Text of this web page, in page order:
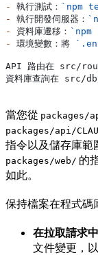
- 執行測試： `npm
-
執行開發伺服器：
-
資料庫遷移：
-
環境變數：將
API 路由在 src/
資料庫查詢在 src/
當您從 packages/
packages/api/
指令以及儲存庫範
packages/web/ 的
如此。
保持檔案在程式碼
在拉取請求
文件變更，